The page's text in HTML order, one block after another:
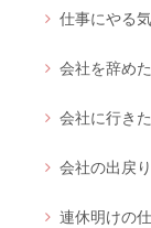
仕事にやる
会社を辞め
会社に行き
会社の出戻
連休明けの